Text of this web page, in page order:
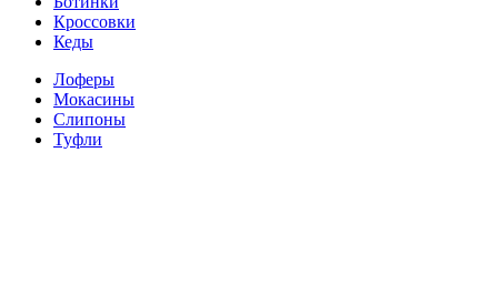
Кроссовки
Кеды
Лоферы
Мокасины
Слипоны
Туфли